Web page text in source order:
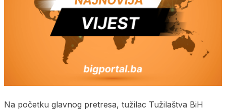
Na početku glavnog pretresa, tužilac Tužilaštva BiH